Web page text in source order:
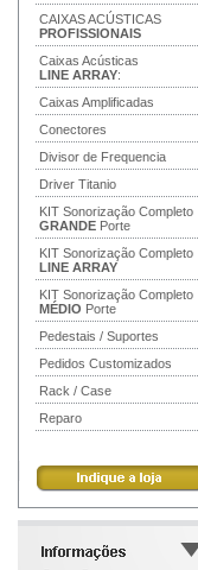
CAIXAS ACÚSTICAS
PROFISSIONAIS
Caixas Acústicas
LINE ARRAY:
Caixas Amplificadas
Conectores
Divisor de Frequencia
Driver Titanio
KIT Sonorização Completo
GRANDE Porte
KIT Sonorização Completo
LINE ARRAY
KIT Sonorização Completo
MÉDIO Porte
Pedestais / Suportes
Pedidos Customizados
Rack / Case
Reparo